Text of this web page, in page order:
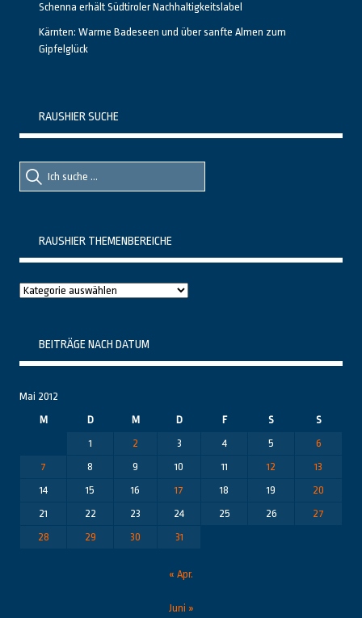
Schenna erhält Südtiroler Nachhaltigkeitslabel
Kärnten: Warme Badeseen und über sanfte Almen zum
Gipfelglück
RAUSHIER SUCHE
Suche
nach::
Suche
nach:
RAUSHIER THEMENBEREICHE
Raushier
BEITRÄGE NACH DATUM
Mai 2012
M
D M D F S
S
1
2 3 4 5
6
7
8 9 10 11 12
13
14
15 16 17 18 19
20
21
22 23 24 25 26
27
28
29 30 31
« Apr.
Juni »